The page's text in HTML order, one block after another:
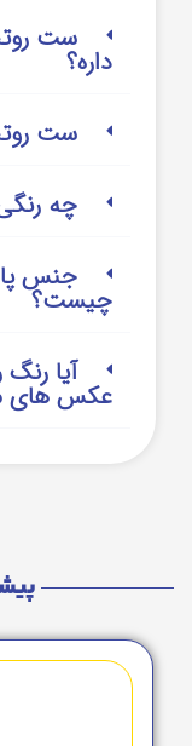
ست
داره؟
ست
چه
جنس
چیست؟
آیا
عکس های